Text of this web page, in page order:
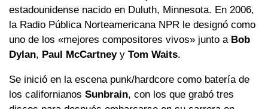
estadounidense nacido en Duluth, Minnesota. En 2006,
la Radio Pública Norteamericana NPR le designó como
uno de los «mejores compositores vivos» junto a Bob
Dylan, Paul McCartneyy Tom Waits.
Se inició en la escena punk/hardcore como batería de
los californianos Sunbrain, con los que grabó tres